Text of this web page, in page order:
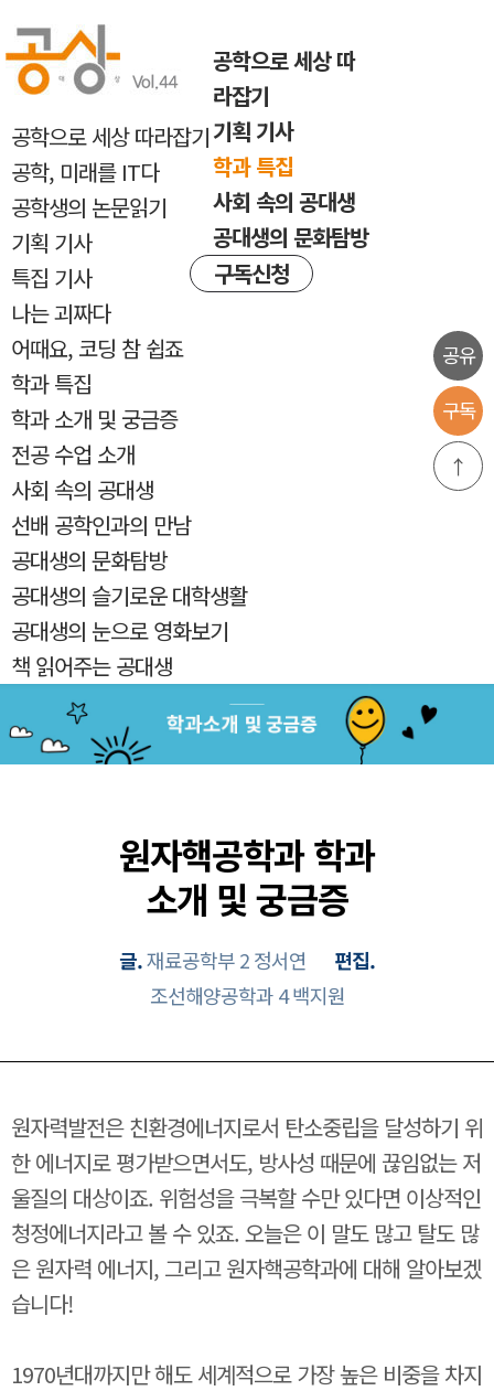
공학으로 세상 따
라잡기
기획 기사
학과 특집
사회 속의 공대생
공대생의 문화탐방
구독신청
↑
공유
구독
공학으로 세상 따라잡기
공학, 미래를 IT다
공학생의 논문읽기
기획 기사
특집 기사
나는 괴짜다
어때요, 코딩 참 쉽죠
학과 특집
학과 소개 및 궁금증
전공 수업 소개
사회 속의 공대생
선배 공학인과의 만남
공대생의 문화탐방
공대생의 슬기로운 대학생활
공대생의 눈으로 영화보기
책 읽어주는 공대생
원자핵공학과 학과
소개 및 궁금증
글.재료공학부 2 정서연
편집.
조선해양공학과 4 백지원
원자력발전은 친환경에너지로서 탄소중립을 달성하기 위
한 에너지로 평가받으면서도, 방사성 때문에 끊임없는 저
울질의 대상이죠. 위험성을 극복할 수만 있다면 이상적인
청정에너지라고 볼 수 있죠. 오늘은 이 말도 많고 탈도 많
은 원자력 에너지, 그리고 원자핵공학과에 대해 알아보겠
습니다!
1970년대까지만 해도 세계적으로 가장 높은 비중을 차지